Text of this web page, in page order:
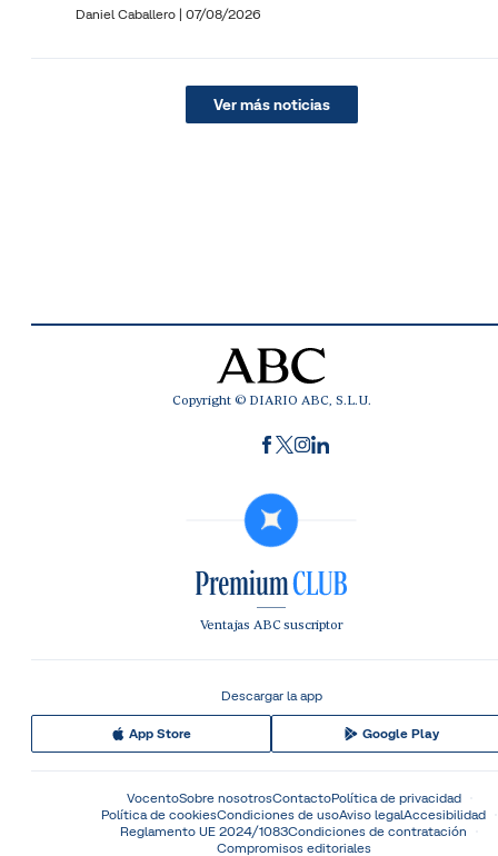
Daniel Caballero | 07/08/2026
Ver más noticias
Copyright © DIARIO ABC, S.L.U.
Ventajas ABC suscriptor
Descargar la app
App Store Google Play
VocentoSobre nosotrosContactoPolítica de privacidad
Política de cookiesCondiciones de usoAviso legalAccesibilidad
Reglamento UE 2024/1083Condiciones de contratación
Compromisos editoriales